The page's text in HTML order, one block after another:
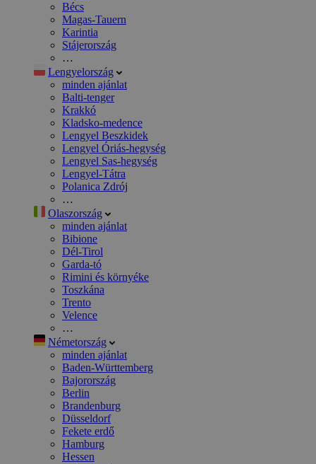
Bécs
Magas-Tauern
Karintia
Stájerország
…
Lengyelország
minden ajánlat
Balti-tenger
Krakkó
Kladsko-medence
Lengyel Beszkidek
Lengyel Óriás-hegység
Lengyel Sas-hegység
Lengyel-Tátra
Polanica Zdrój
…
Olaszország
minden ajánlat
Bibione
Dél-Tirol
Garda-tó
Rimini és környéke
Toszkána
Trento
Velence
…
Németország
minden ajánlat
Baden-Württemberg
Bajorország
Berlin
Brandenburg
Düsseldorf
Fekete erdő
Hamburg
Hessen